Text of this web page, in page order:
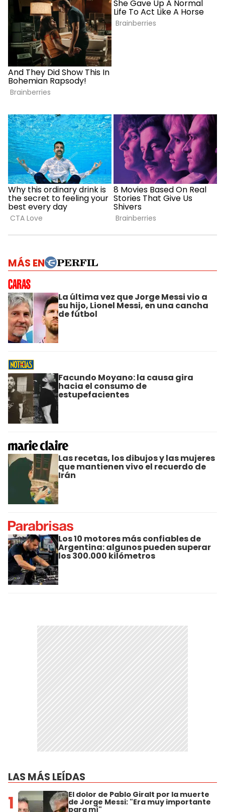
MÁS EN
La última vez que Jorge Messi vio a
su hijo, Lionel Messi, en una cancha
de fútbol
Facundo Moyano: la causa gira
hacia el consumo de
estupefacientes
Las recetas, los dibujos y las mujeres
que mantienen vivo el recuerdo de
Irán
Los 10 motores más confiables de
Argentina: algunos pueden superar
los 300.000 kilómetros
LAS MÁS LEÍDAS
1 El dolor de Pablo Giralt por la muerte
de Jorge Messi: "Era muy importante
para mí"